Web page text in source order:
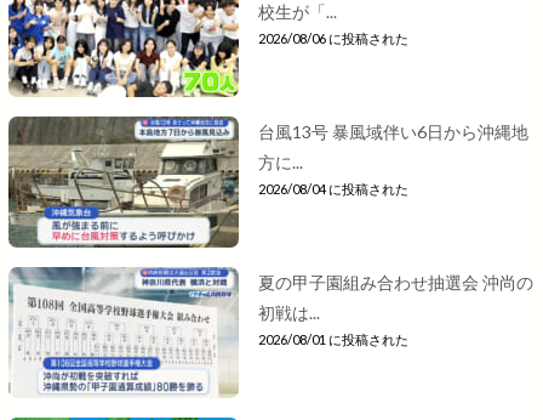
校生が「...
2026/08/06 に投稿された
台風13号 暴風域伴い6日から沖縄地
方に...
2026/08/04 に投稿された
夏の甲子園組み合わせ抽選会 沖尚の
初戦は...
2026/08/01 に投稿された